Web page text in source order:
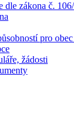
dle zákona č.
pro
žádosti